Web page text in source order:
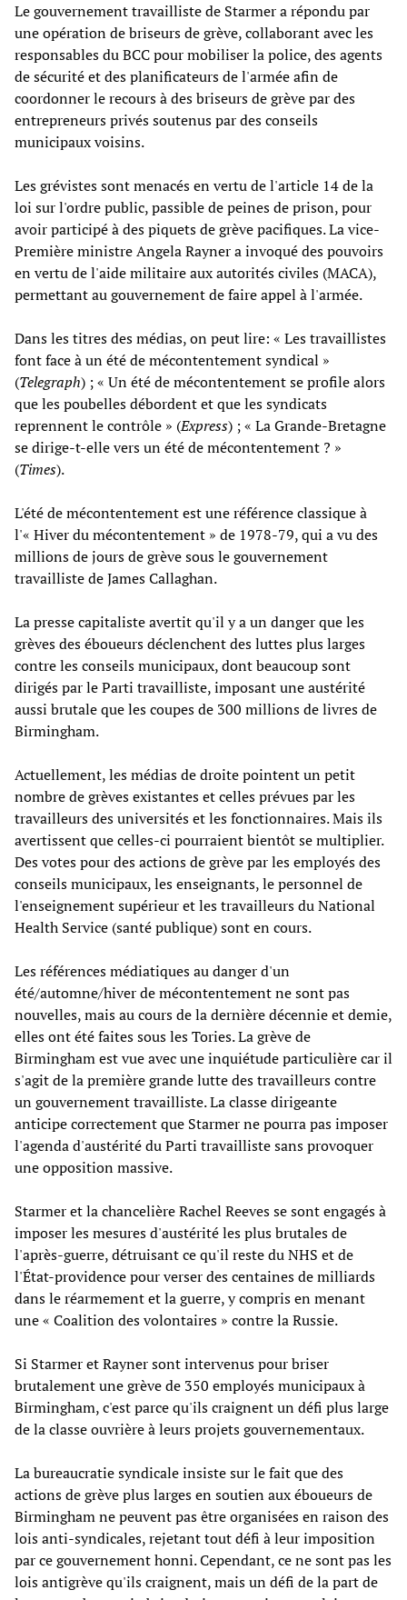
Le gouvernement travailliste de Starmer a répondu par
une opération de briseurs de grève, collaborant avec les
responsables du BCC pour mobiliser la police, des agents
de sécurité et des planificateurs de l'armée afin de
coordonner le recours à des briseurs de grève par des
entrepreneurs privés soutenus par des conseils
municipaux voisins.
Les grévistes sont menacés en vertu de l'article 14 de la
loi sur l'ordre public, passible de peines de prison, pour
avoir participé à des piquets de grève pacifiques. La vice-
Première ministre Angela Rayner a invoqué des pouvoirs
en vertu de l'aide militaire aux autorités civiles (MACA),
permettant au gouvernement de faire appel à l'armée.
Dans les titres des médias, on peut lire: « Les travaillistes
font face à un été de mécontentement syndical »
(Telegraph) ; « Un été de mécontentement se profile alors
que les poubelles débordent et que les syndicats
reprennent le contrôle » (Express) ; « La Grande-Bretagne
se dirige-t-elle vers un été de mécontentement ? »
(Times).
L'été de mécontentement est une référence classique à
l'« Hiver du mécontentement » de 1978-79, qui a vu des
millions de jours de grève sous le gouvernement
travailliste de James Callaghan.
La presse capitaliste avertit qu'il y a un danger que les
grèves des éboueurs déclenchent des luttes plus larges
contre les conseils municipaux, dont beaucoup sont
dirigés par le Parti travailliste, imposant une austérité
aussi brutale que les coupes de 300 millions de livres de
Birmingham.
Actuellement, les médias de droite pointent un petit
nombre de grèves existantes et celles prévues par les
travailleurs des universités et les fonctionnaires. Mais ils
avertissent que celles-ci pourraient bientôt se multiplier.
Des votes pour des actions de grève par les employés des
conseils municipaux, les enseignants, le personnel de
l'enseignement supérieur et les travailleurs du National
Health Service (santé publique) sont en cours.
Les références médiatiques au danger d'un
été/automne/hiver de mécontentement ne sont pas
nouvelles, mais au cours de la dernière décennie et demie,
elles ont été faites sous les Tories. La grève de
Birmingham est vue avec une inquiétude particulière car il
s'agit de la première grande lutte des travailleurs contre
un gouvernement travailliste. La classe dirigeante
anticipe correctement que Starmer ne pourra pas imposer
l'agenda d'austérité du Parti travailliste sans provoquer
une opposition massive.
Starmer et la chancelière Rachel Reeves se sont engagés à
imposer les mesures d'austérité les plus brutales de
l'après-guerre, détruisant ce qu'il reste du NHS et de
l'État-providence pour verser des centaines de milliards
dans le réarmement et la guerre, y compris en menant
une « Coalition des volontaires » contre la Russie.
Si Starmer et Rayner sont intervenus pour briser
brutalement une grève de 350 employés municipaux à
Birmingham, c'est parce qu'ils craignent un défi plus large
de la classe ouvrière à leurs projets gouvernementaux.
La bureaucratie syndicale insiste sur le fait que des
actions de grève plus larges en soutien aux éboueurs de
Birmingham ne peuvent pas être organisées en raison des
lois anti-syndicales, rejetant tout défi à leur imposition
par ce gouvernement honni. Cependant, ce ne sont pas les
lois antigrève qu'ils craignent, mais un défi de la part de